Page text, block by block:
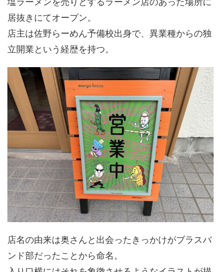
居抜きにてオープン。
店主は佐野らーめん予備校出身で、異業種からの独
立開業という経歴を持つ。
店名の由来は奥さんと出会ったきっかけがブラスバ
ンド部だったことから命名。